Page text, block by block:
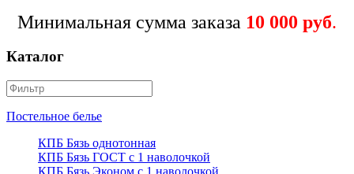
Минимальная сумма заказа 10 000 руб.
Каталог
Постельное белье
КПБ Бязь однотонная
КПБ Бязь ГОСТ c 1 наволочкой
КПБ Бязь Эконом с 1 наволочкой